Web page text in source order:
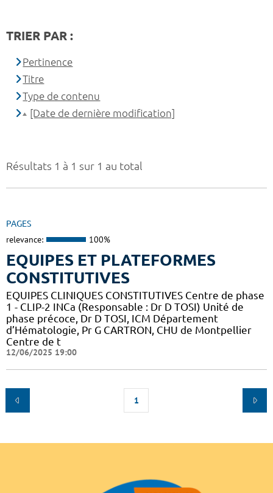
Résultats 1 à 1 sur 1 au total
PAGES
relevance: 100%
EQUIPES ET PLATEFORMES
CONSTITUTIVES
EQUIPES CLINIQUES CONSTITUTIVES Centre de phase
1 - CLIP-2 INCa (Responsable : Dr D TOSI) Unité de
phase précoce, Dr D TOSI, ICM Département
d’Hématologie, Pr G CARTRON, CHU de Montpellier
Centre de t
12/06/2025 19:00
1
TRIER PAR :
Pertinence
Titre
Type de contenu
[Date de dernière modification]